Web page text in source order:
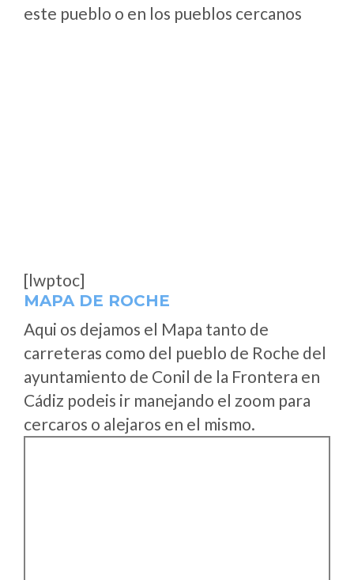
este pueblo o en los pueblos cercanos
[lwptoc]
MAPA DE ROCHE
Aqui os dejamos el Mapa tanto de
carreteras como del pueblo de Roche del
ayuntamiento de Conil de la Frontera en
Cádiz podeis ir manejando el zoom para
cercaros o alejaros en el mismo.